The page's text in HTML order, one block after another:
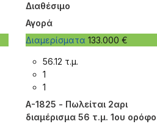
Διαθέσιμο
Αγορά
Διαμερίσματα133.000 €
56.12 τ.μ.
1
1
A-1825 - Πωλείται 2αρι
διαμέρισμα 56 τ.μ. 1ου